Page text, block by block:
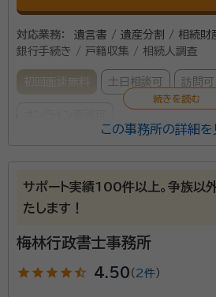
対応業務：
遺言書 / 遺産分割 / 相続財
銀行手続き / 戸籍収集 / 相続人調査
初回面談無料 土日相談可 訪問可
鈴木 基（すずき もとい）
行政書士・
認定上級IPOプロフェッショナル・上級IPOプ
り完全独立 平成15年～25年 町田経理専門
カレッジ）非常勤講師 平成16年～平成28年
創業20年を超える豊富な実績に
この事務所の詳細を
サポート実績100件以上。争族以
たします！
梅林行政書士事務所
star star star star star_half 4.50 （ 2件）